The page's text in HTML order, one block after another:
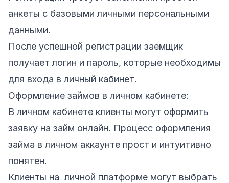
анкеты с базовыми личными персональными
данными.
После успешной регистрации заемщик
получает логин и пароль, которые необходимы
для входа в личный кабинет.
Оформление займов в личном кабинете:
В личном кабинете клиенты могут оформить
заявку на займ онлайн. Процесс оформления
займа в личном аккаунте прост и интуитивно
понятен.
Клиенты на личной платформе могут выбрать